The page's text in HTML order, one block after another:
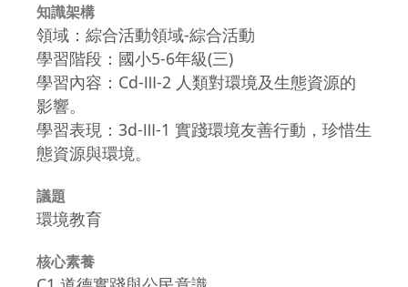
知識架構
領域：綜合活動領域-綜合活動
學習階段：國小5-6年級(三)
學習內容：Cd-Ⅲ-2 人類對環境及生態資源的
影響。
學習表現：3d-Ⅲ-1 實踐環境友善行動，珍惜生
態資源與環境。
議題
環境教育
核心素養